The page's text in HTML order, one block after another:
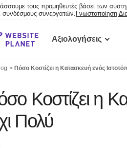
τους προμηθευτές βάσει των
συνδέσμους συνεργατών. Γνωστοποίηση
Αξιολογήσεις
> Πόσο Κοστίζει η Κατασκευή ενός
Κοστίζει η
Πολύ